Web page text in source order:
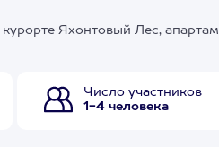
Яхонтовый Лес,
Число участников
1-4 человека